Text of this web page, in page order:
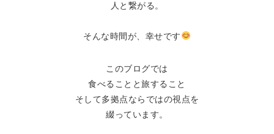
人と繋がる。
そんな時間が、幸せです
このブログでは
食べることと旅すること
そして多拠点ならではの視点を
綴っています。